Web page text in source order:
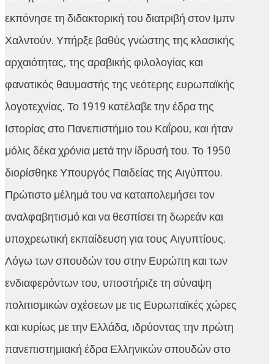
εκπόνησε τη διδακτορική του διατριβή στον Ιμπν
Χαλντούν. Υπήρξε βαθύς γνώστης της κλασικής
αρχαιότητας, της αραβικής φιλολογίας και
φανατικός θαυμαστής της νεότερης ευρωπαϊκής
λογοτεχνίας. Το 1919 κατέλαβε την έδρα της
Ιστορίας στο Πανεπιστήμιο του Καΐρου, και ήταν
μόλις δέκα χρόνια μετά την ίδρυσή του. Το 1950
διορίσθηκε Υπουργός Παιδείας της Αιγύπτου.
Πρώτιστο μέλημά του να καταπολεμήσει τον
αναλφαβητισμό και να θεσπίσει τη δωρεάν και
υποχρεωτική εκπαίδευση για τους Αιγυπτίους.
Λόγω των σπουδών του στην Ευρώπη και των
ενδιαφερόντων του, υποστήριζε τη σύναψη
πολιτισμικών σχέσεων με τις Ευρωπαϊκές χώρες
και κυρίως με την Ελλάδα, ιδρύοντας την πρώτη
πανεπιστημιακή έδρα Ελληνικών σπουδών στο